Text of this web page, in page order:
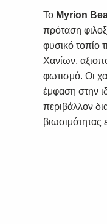
Το Myrion
πρόταση
φυσικό τοπίο
Χανίων,
φωτισμό. Οι
έμφαση στην
περιβάλλον
βιωσιμότητας